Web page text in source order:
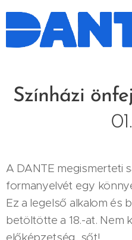
Színházi
A DANTE megismerteti
formanyelvét egy
Ez a legelső alkalom és
betöltötte a 18.-at. Nem